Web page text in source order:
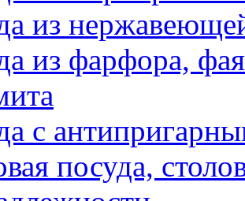
из
из фарфора,
с
посуда,